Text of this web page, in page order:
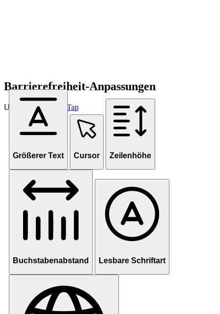
Barrierefreiheit-Anpassungen
Unterstützt von OneTap
Größerer Text Cursor Zeilenhöhe
Buchstabenabstand Lesbare Schriftart